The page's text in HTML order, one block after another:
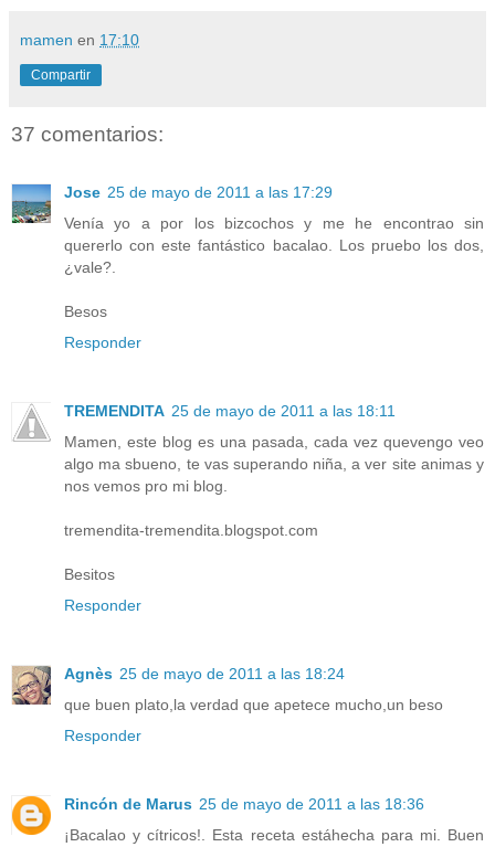
mamen en 17:10
Compartir
37 comentarios:
Jose 25 de mayo de 2011 a las 17:29
Venía yo a por los bizcochos y me he encontrao sin
quererlo con este fantástico bacalao. Los pruebo los dos,
¿vale?.
Besos
Responder
TREMENDITA 25 de mayo de 2011 a las 18:11
Mamen, este blog es una pasada, cada vez quevengo veo
algo ma sbueno, te vas superando niña, a ver site animas y
nos vemos pro mi blog.
tremendita-tremendita.blogspot.com
Besitos
Responder
Agnès 25 de mayo de 2011 a las 18:24
que buen plato,la verdad que apetece mucho,un beso
Responder
Rincón de Marus 25 de mayo de 2011 a las 18:36
¡Bacalao y cítricos!. Esta receta estáhecha para mi. Buen